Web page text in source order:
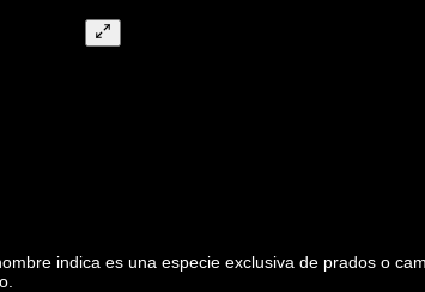
indica es una especie exclusiva de prados o